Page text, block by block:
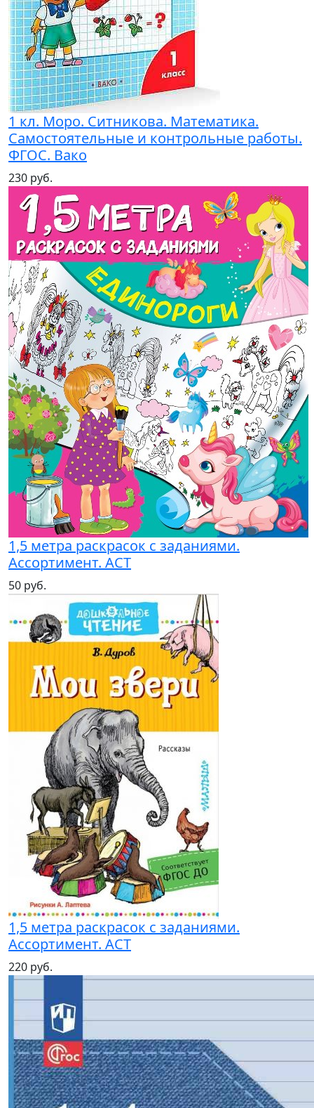
1 кл. Моро. Ситникова. Математика.
Самостоятельные и контрольные работы.
ФГОС. Вако
230 руб.
1,5 метра раскрасок с заданиями.
Ассортимент. АСТ
50 руб.
1,5 метра раскрасок с заданиями.
Ассортимент. АСТ
220 руб.